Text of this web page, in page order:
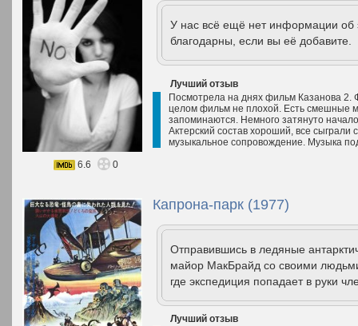
У нас всё ещё нет информации
благодарны, если вы её добавите.
Лучший отзыв
Посмотрела на днях фильм Казанова
целом фильм не плохой. Есть смешные
запоминаются. Немного затянуто
Актерский состав хороший, все
музыкальное сопровождение. Музыка
6.6
0
Капрона-парк (1977)
Отправившись в ледяные
майор МакБрайд со своими
где экспедиция попадает в руки
Лучший отзыв